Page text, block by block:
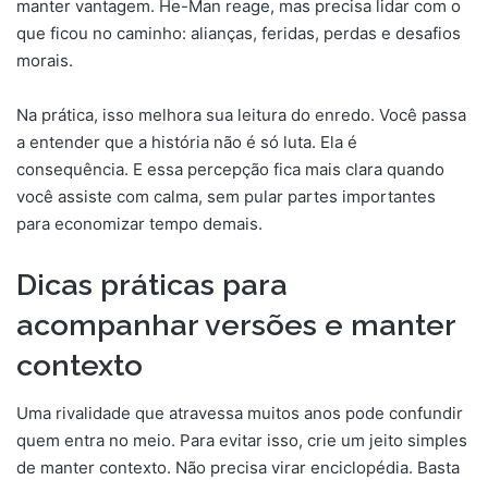
manter vantagem. He-Man reage, mas precisa lidar com o
que ficou no caminho: alianças, feridas, perdas e desafios
morais.
Na prática, isso melhora sua leitura do enredo. Você passa
a entender que a história não é só luta. Ela é
consequência. E essa percepção fica mais clara quando
você assiste com calma, sem pular partes importantes
para economizar tempo demais.
Dicas práticas para
acompanhar versões e manter
contexto
Uma rivalidade que atravessa muitos anos pode confundir
quem entra no meio. Para evitar isso, crie um jeito simples
de manter contexto. Não precisa virar enciclopédia. Basta